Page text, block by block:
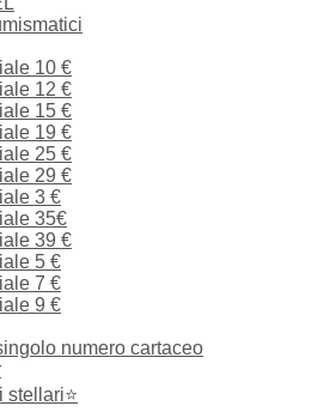
10 €
12 €
15 €
19 €
25 €
29 €
3 €
35€
39 €
5 €
7 €
9 €
numero cartaceo
stellari⭐